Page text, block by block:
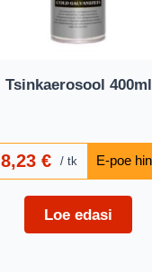
Tsinkaerosool 400ml
8,23€ tk
Loe edasi